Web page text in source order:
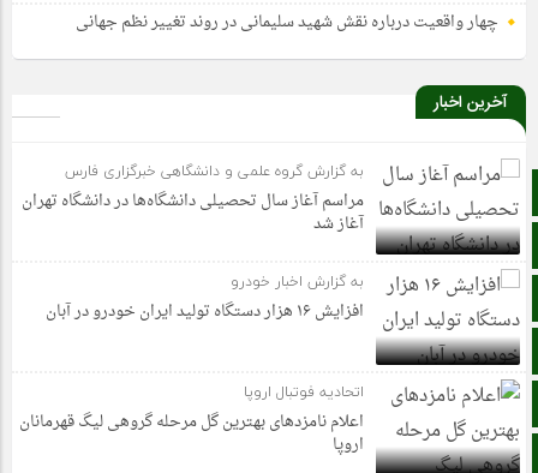
صفحه نخست
آپارات
اینستاگرام
اطلاعات سایت
زبان انگلیسی
زبان عربی
چهار واقعیت درباره نقش شهید سلیمانی در روند تغییر نظم جهانی
آخرین اخبار
به گزارش گروه علمی و دانشگاهی خبرگزاری فارس
مراسم آغاز سال تحصیلی دانشگاه‌ها در دانشگاه تهران
آغاز شد
به گزارش اخبار خودرو
افزایش ۱۶ هزار دستگاه تولید ایران خودرو در آبان
اتحادیه فوتبال اروپا
اعلام نامزدهای بهترین گل مرحله گروهی لیگ قهرمانان
اروپا